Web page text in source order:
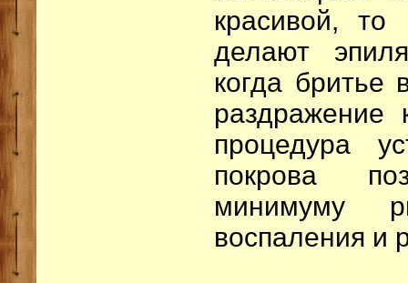
красивой,
делают
когда бритье
раздражение
процедура
покрова
минимуму
воспаления и